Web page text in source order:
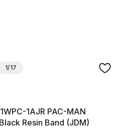
1/17
1AJR PAC-MAN
Resin Band (JDM)